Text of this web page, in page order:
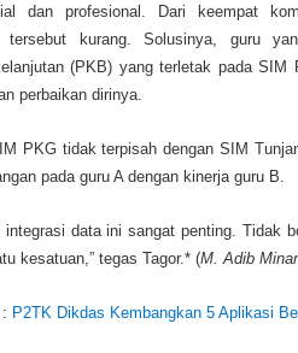
dan profesional. Dari keempat
tersebut kurang. Solusinya, guru
(PKB) yang terletak pada
perbaikan dirinya.
PKG tidak terpisah dengan SIM
pada guru A dengan kinerja guru B.
integrasi data ini sangat penting. Tidak
kesatuan,” tegas Tagor.* (M. Adib
P2TK Dikdas Kembangkan 5 Aplikasi